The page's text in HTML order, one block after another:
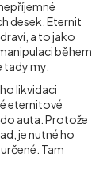
desek. Eternit
a to jako
během
my.
likvidaci
eternitové
auta. Protože
je nutné ho
Tam